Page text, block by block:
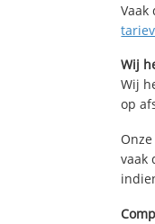
Wij
Wij
op
vaak